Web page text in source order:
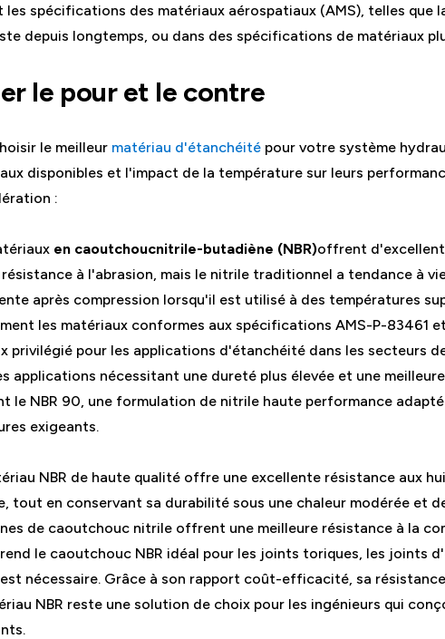
les spécifications des matériaux aérospatiaux (AMS), telles
depuis longtemps, ou dans des spécifications de matériaux
le pour et le contre
le meilleur matériau d'étanchéité pour votre système
disponibles et l'impact de la température sur leurs
:
en caoutchoucnitrile-butadiène (NBR)offrent
résistance à l'abrasion, mais le nitrile traditionnel a tendance à
après compression lorsqu'il est utilisé à des températures
les matériaux conformes aux spécifications AMS-P-83461
privilégié pour les applications d'étanchéité dans les secteurs
applications nécessitant une dureté plus élevée et une
le NBR 90, une formulation de nitrile haute performance
exigeants.
NBR de haute qualité offre une excellente résistance aux
tout en conservant sa durabilité sous une chaleur modérée et
de caoutchouc nitrile offrent une meilleure résistance à la
le caoutchouc NBR idéal pour les joints toriques, les joints
nécessaire. Grâce à son rapport coût-efficacité, sa
NBR reste une solution de choix pour les ingénieurs qui